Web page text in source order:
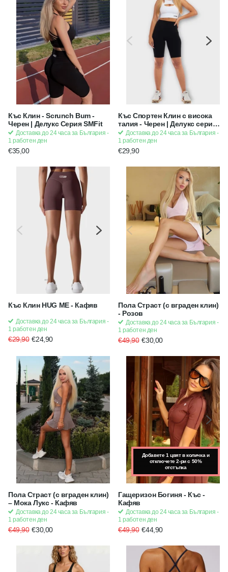
Къс Клин - Scrunch Bum -
Черен | Делукс Серия SMFit
Доставка до 24 часа за България -
1 работен ден
€35,00
Къс Спортен Клин с висока
талия - Черен | Делукс серия
SMFit
Доставка до 24 часа за България -
1 работен ден
€29,90
Къс Клин HUG ME - Кафяв
Доставка до 24 часа за България -
1 работен ден
€29,90 €24,90
Пола Страст (с вграден клин)
- Розов
Доставка до 24 часа за България -
1 работен ден
€49,90 €30,00
Пола Страст (с вграден клин)
– Мока Лукс - Кафяв
Доставка до 24 часа за България -
1 работен ден
€49,90 €30,00
Добавете 1 цвят в количка и
отключете 2-ри с 50%
отстъпка
Гащеризон Богиня - Къс -
Кафяв
Доставка до 24 часа за България -
1 работен ден
€49,90 €44,90